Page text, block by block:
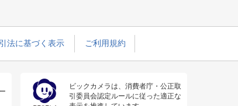
法に基づく表示 ご利用規約
ビックカメラは、消費者庁・公正取
引委員会認定ルールに従った適正な